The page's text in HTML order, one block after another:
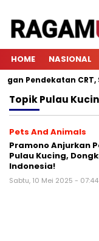
HOME NASIONAL
Pendekatan CRT,
TopikPulau
Pets And Animals
Pramono Anjurkan
Pulau Kucing,
Indonesia!
Sabtu, 10 Mei 2025 - 07:44